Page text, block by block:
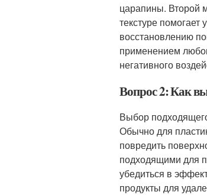
царапины. Второй
текстуре
восстановлению
применением
негативного
Вопрос 2: Как
Выбор
Обычно для
повредить
подходящими для
убедиться в
продукты для